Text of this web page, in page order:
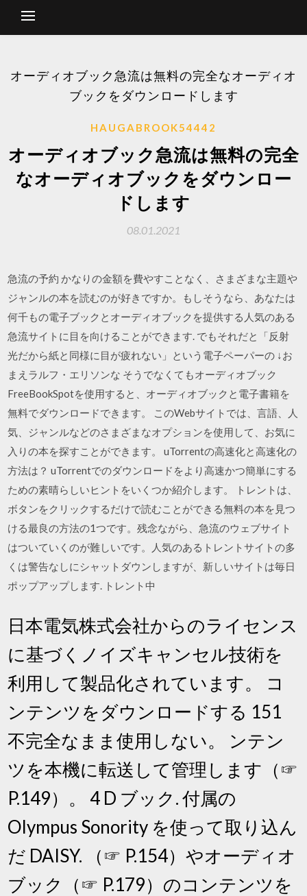
オーディオブック急流は無料の完全なオーディオ
ブックをダウンロードします
HAUGABROOK54442
オーディオブック急流は無料の完全
なオーディオブックをダウンロー
ドします
08.01.2021
急流の予約 かなりの金額を費やすことなく、さまざまな主題や
ジャンルの本を読むのが好きですか。もしそうなら、あなたは
何千もの電子ブックとオーディオブックを提供する人気のある
急流サイトに目を向けることができます. でもそれだと「反射
光だから紙と同様に目が疲れない」という電子ペーパーの ↓お
まえラルフ・エリソンな そうでなくてもオーディオブック
FreeBookSpotを使用すると、オーディオブックと電子書籍を
無料でダウンロードできます。 このWebサイトでは、言語、人
気、ジャンルなどのさまざまなオプションを使用して、お気に
入りの本を探すことができます。 uTorrentの高速化と高速化の
方法は？ uTorrentでのダウンロードをより高速かつ簡単にする
ための素晴らしいヒントをいくつか紹介します。 トレントは、
ボタンをクリックするだけで読むことができる無料の本を見つ
ける最良の方法の1つです。残念ながら、急流のウェブサイト
はついていくのが難しいです。人気のあるトレントサイトの多
くは警告なしにシャットダウンしますが、新しいサイトは毎日
ポップアップします. トレント中
日本電気株式会社からのライセンス
に基づくノイズキャンセル技術を
利用して製品化されています。 コ
ンテンツをダウンロードする 151
不完全なまま使用しない。 ンテン
ツを本機に転送して管理します（☞
P.149）。 4 D ブック. 付属の
Olympus Sonority を使って取り込ん
だ DAISY. （☞ P.154）やオーディオ
ブック（☞ P.179）のコンテンツを